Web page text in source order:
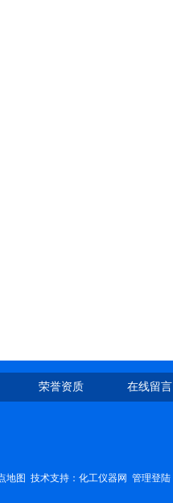
荣誉资质 在线留言
地图 技术支持： 化工仪器网 管理登陆